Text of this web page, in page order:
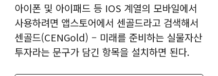
아이폰 및 아이패드 등 IOS 계열의 모바일에서
사용하려면 앱스토어에서 센골드라고 검색해서
센골드(CENGold‪) – 미래를 준비하는 실물자산
투‪자라는 문구가 담긴 항목을 설치하면 된다.